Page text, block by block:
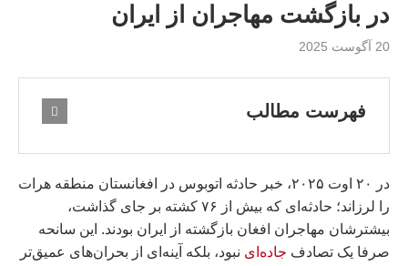
در بازگشت مهاجران از ایران
20 آگوست 2025
فهرست مطالب
در ۲۰ اوت ۲۰۲۵، خبر حادثه اتوبوس در افغانستان منطقه هرات
را لرزاند؛ حادثه‌ای که بیش از ۷۶ کشته بر جای گذاشت،
بیشترشان مهاجران افغان بازگشته از ایران بودند. این سانحه
صرفا یک تصادف جاده‌ای نبود، بلکه آینه‌ای از بحران‌های عمیق‌تر